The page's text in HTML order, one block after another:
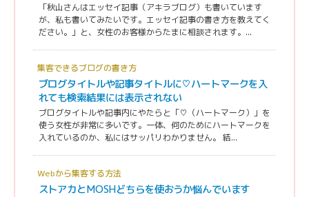
「秋山さんはエッセイ記事（アキラブログ）も書いています
が、私も書いてみたいです。エッセイ記事の書き方を教えてく
ださい。」と、女性のお客様からたまに相談されます。...
集客できるブログの書き方
ブログタイトルや記事タイトルに♡ハートマークを入
れても検索結果には表示されない
ブログタイトルや記事内にやたらと「♡（ハートマーク）」を
使う女性が非常に多いです。一体、何のためにハートマークを
入れているのか、私にはサッパリわかりません。 結...
Webから集客する方法
ストアカとMOSHどちらを使おうか悩んでいます